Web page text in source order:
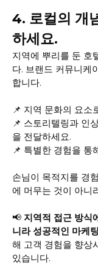
4. 로컬의 개
하세요.
지역에 뿌리를 둔 호
다. 브랜드 커뮤니케
합니다.
📌 지역 문화의 요소
📌 스토리텔링과 인
을 전달하세요.
📌 특별한 경험을 통
손님이 목적지를 경
에 머무는 것이 아니
📢 지역적 접근 방식
니라 성공적인 마케
해 고객 경험을 향상
있습니다.